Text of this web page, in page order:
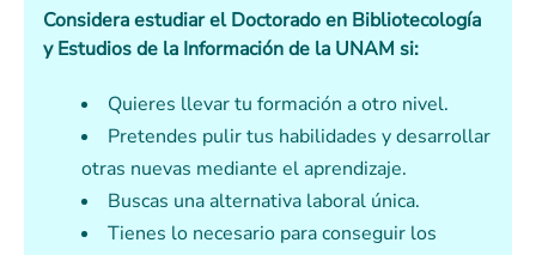
Considera estudiar el Doctorado en Bibliotecología
y Estudios de la Informaciónde la UNAM si:
Quieres llevar tu formación a otro nivel.
Pretendes pulir tus habilidades y desarrollar
otras nuevas mediante el aprendizaje.
Buscas una alternativa laboral única.
Tienes lo necesario para conseguir los